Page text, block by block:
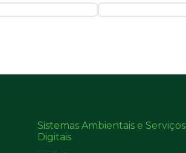
Sistemas Ambientais e Serviços
Digitais